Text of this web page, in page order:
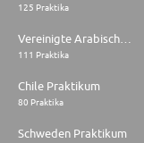
125 Praktika
Vereinigte Arabische Emirate Praktikum
111 Praktika
Chile Praktikum
80 Praktika
Schweden Praktikum